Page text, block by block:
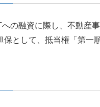
の融資に際し、不動産
として、抵当権「第一